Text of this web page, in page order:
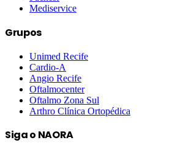
Mediservice
Grupos
Unimed Recife
Cardio-A
Angio Recife
Oftalmocenter
Oftalmo Zona Sul
Arthro Clínica Ortopédica
Siga o NAORA